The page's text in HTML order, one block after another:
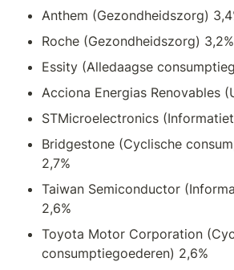
Anthem (Gezondheidszorg)
Roche (Gezondheidszorg) 3,2%
Essity (Alledaagse
Acciona Energias Renovables
STMicroelectronics
Bridgestone (Cyclische
2,7%
Taiwan Semiconductor
2,6%
Toyota Motor Corporation
consumptiegoederen) 2,6%